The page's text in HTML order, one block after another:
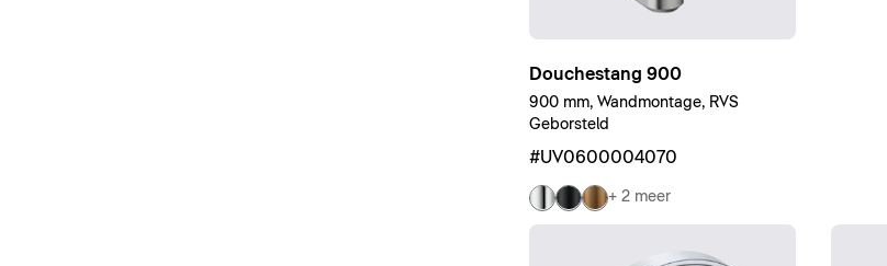
Douchestang 900
900 mm, Wandmontage, RVS
Geborsteld
#UV0600004070
+ 2 meer